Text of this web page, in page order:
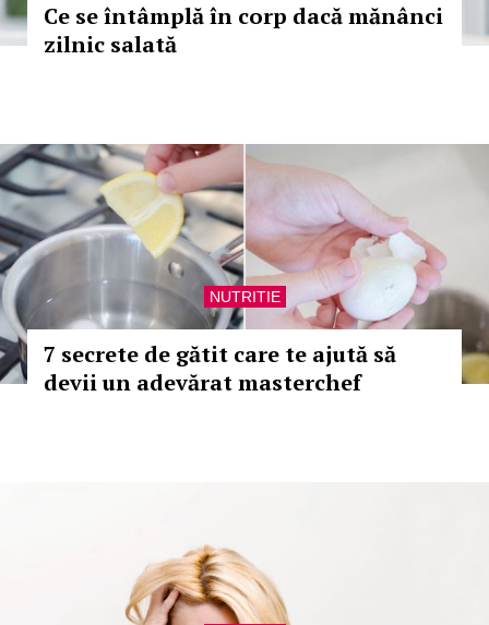
Ce se întâmplă în corp dacă mănânci
zilnic salată
NUTRITIE
7 secrete de gătit care te ajută să
devii un adevărat masterchef